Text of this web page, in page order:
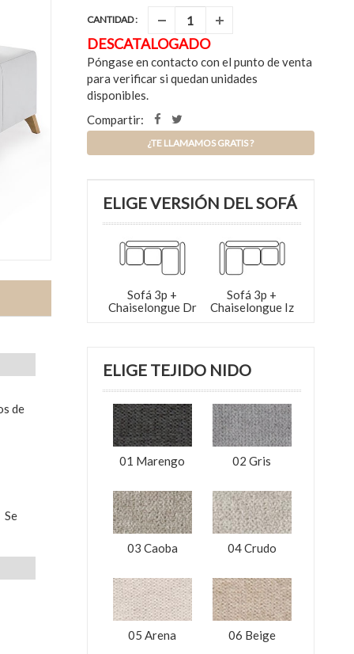
de
Se
CANTIDAD :
DESCATALOGADO
Póngase en contacto con el punto de venta
para verificar si quedan unidades
disponibles.
Compartir:
¿TE LLAMAMOS GRATIS ?
ELIGE VERSIÓN DEL SOFÁ
Sofá 3p +
Chaiselongue Dr
Sofá 3p +
Chaiselongue Iz
ELIGE TEJIDO NIDO
01 Marengo 02 Gris
03 Caoba 04 Crudo
05 Arena 06 Beige